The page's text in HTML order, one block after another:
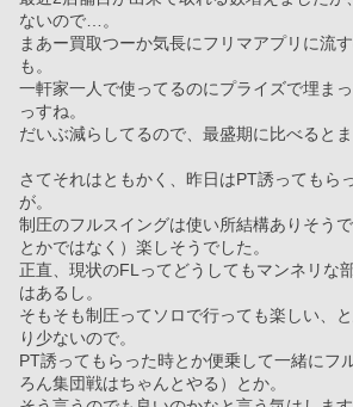
ないので…。
まあー買取つーか気長にフリマアプリに流
も。
一軒家一人で使ってるのにプライズで埋ま
っすね。
だいぶ減らしてるので、最盛期に比べると
さてそれはともかく、昨日はPT誘ってもら
が。
制圧のフルスイングは使い所結構ありそう
とかではなく）楽しそうでした。
正直、現状のFLってどうしてもマンネリな
はあるし。
そもそも制圧ってソロで行っても楽しい、
り少ないので。
PT誘ってもらった時とか便乗して一緒にフ
ろん集団戦はちゃんとやる）とか。